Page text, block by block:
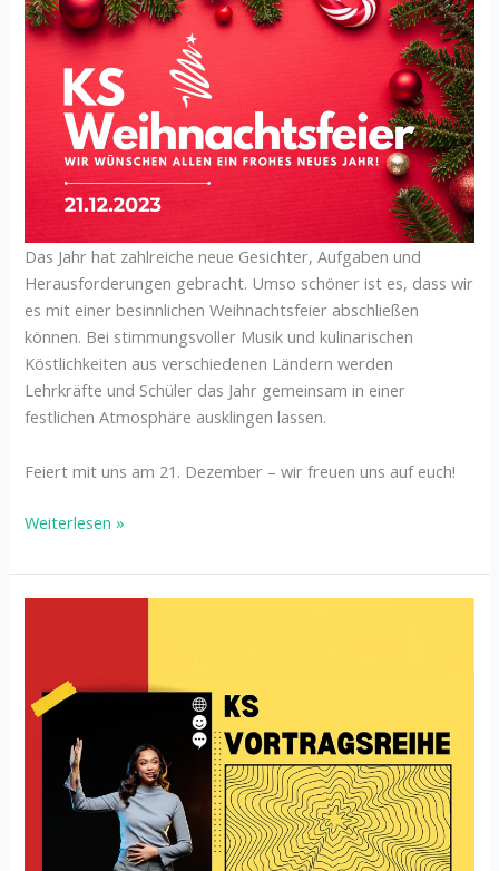
Das Jahr hat zahlreiche neue Gesichter, Aufgaben und
Herausforderungen gebracht. Umso schöner ist es, dass wir
es mit einer besinnlichen Weihnachtsfeier abschließen
können. Bei stimmungsvoller Musik und kulinarischen
Köstlichkeiten aus verschiedenen Ländern werden
Lehrkräfte und Schüler das Jahr gemeinsam in einer
festlichen Atmosphäre ausklingen lassen.
Feiert mit uns am 21. Dezember – wir freuen uns auf euch!
Weiterlesen »